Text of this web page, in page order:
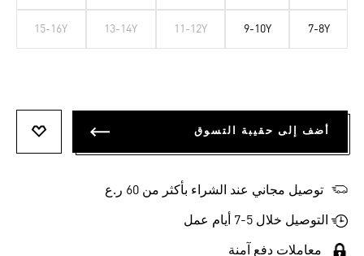
7-8Y
9-10Y
11-12Y
13-14Y
15-16Y
أضف إلى حقيبة التسوق
توصيل مجاني عند الشراء بأكثر من 60 ر.ع
التوصيل خلال 5-7 أيام عمل
معاملات دفع آمنة